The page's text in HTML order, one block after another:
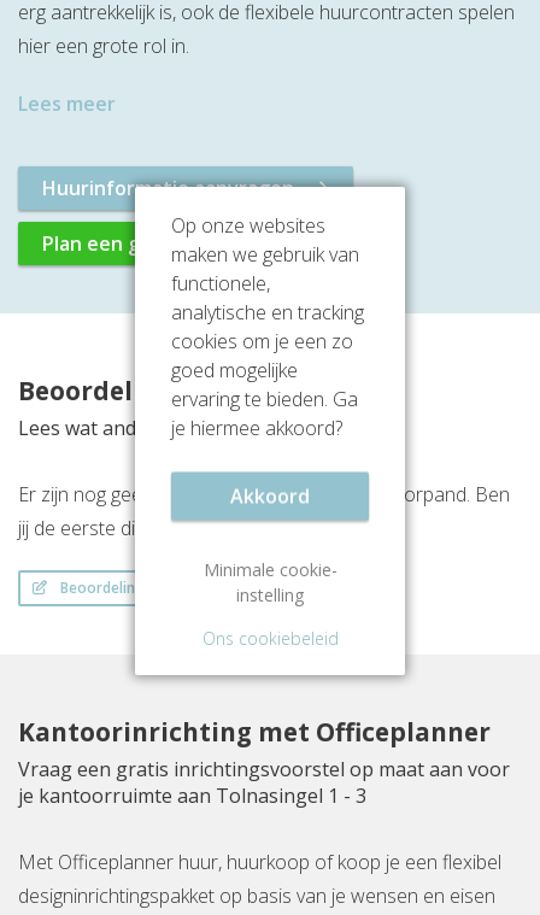
erg aantrekkelijk is, ook de flexibele huurcontracten spelen
hier een grote rol in.
Lees meer
Huurinformatie aanvragen
Plan een gratis rondleiding
Beoordelingen
Lees wat anderen vinden van deze locatie
Er zijn nog geen beoordelingen over dit kantoorpand. Ben
jij de eerste die een beoordeling achterlaat?
Beoordeling schrijven
Kantoorinrichting met Officeplanner
Vraag een gratis inrichtingsvoorstel op maat aan voor
je kantoorruimte aan Tolnasingel 1 - 3
Met Officeplanner huur, huurkoop of koop je een flexibel
designinrichtingspakket op basis van je wensen en eisen
Op onze websites
maken we gebruik van
functionele,
analytische en tracking
cookies om je een zo
goed mogelijke
ervaring te bieden. Ga
je hiermee akkoord?
Akkoord
Minimale cookie-
instelling
Ons cookiebeleid